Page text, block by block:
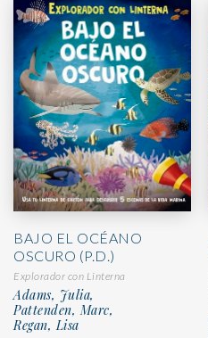
BAJO EL OCÉANO
OSCURO (P.D.)
Explorador con Linterna
Adams, Julia,
Pattenden, Marc,
Regan, Lisa